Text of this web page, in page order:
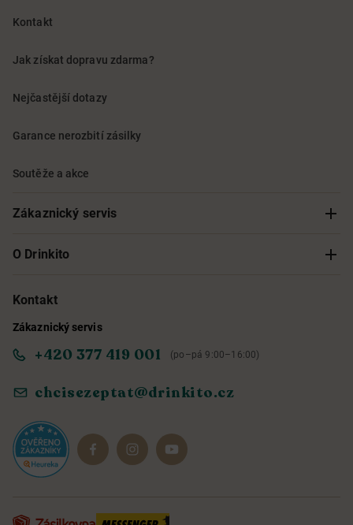
Kontakt
Jak získat dopravu zdarma?
Nejčastější dotazy
Garance nerozbití zásilky
Soutěže a akce
Zákaznický servis
Sledování objednávky
Obchodní podmínky
Ochrana osobních údajů
Reklamace a vrácení
O Drinkito
O nás
Informace o přístupnosti služby
Dárkové sady
Kontakt
Zákaznický servis
+420 377 419 001 (po–pá 9:00–16:00)
chcisezeptat@drinkito.cz